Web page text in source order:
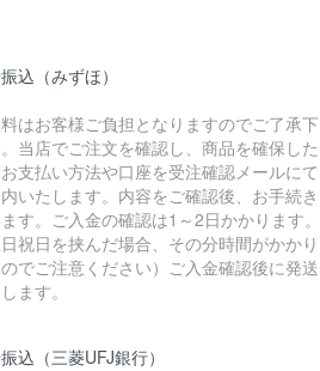
込（みずほ）
はお客様ご負担となりますのでご了承下
当店でご注文を確認し、商品を確保した
支払い方法や口座を受注確認メールにて
いたします。内容をご確認後、お手続き
す。ご入金の確認は1～2日かかります。
日祝日を挟んだ場合、その分時間がかかり
でご注意ください）ご入金確認後に発送
ます。
込（三菱UFJ銀行）